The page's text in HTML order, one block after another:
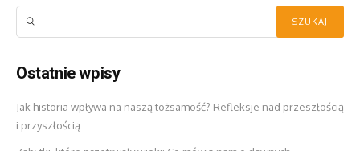
Ostatnie wpisy
Jak historia wpływa na naszą tożsamość? Refleksje nad przeszłością
i przyszłością